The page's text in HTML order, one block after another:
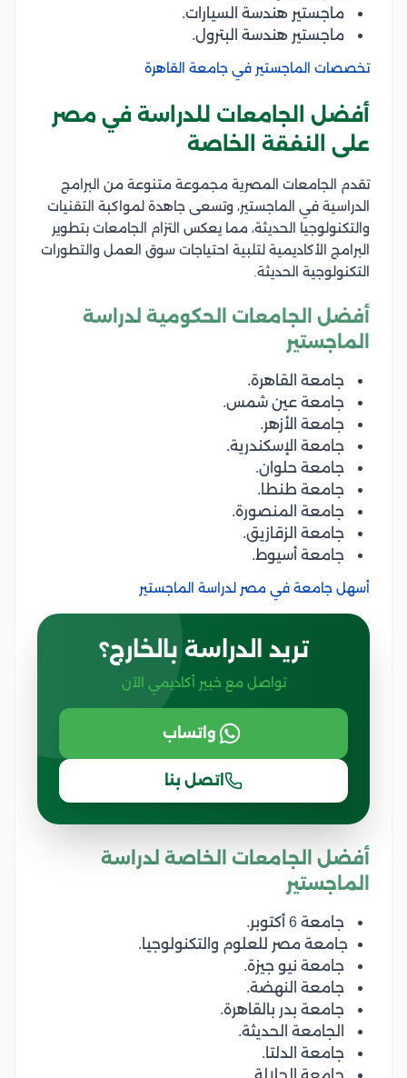
ماجستير هندسة السيارات.
ماجستير هندسة البترول.
تخصصات الماجستير في جامعة القاهرة
أفضل الجامعات للدراسة في مصر
على النفقة الخاصة
تقدم الجامعات المصرية مجموعة متنوعة من البرامج
الدراسية في الماجستير، وتسعى جاهدة لمواكبة التقنيات
والتكنولوجيا الحديثة، مما يعكس التزام الجامعات بتطوير
البرامج الأكاديمية لتلبية احتياجات سوق العمل والتطورات
التكنولوجية الحديثة.
أفضل الجامعات الحكومية لدراسة
الماجستير
جامعة القاهرة.
جامعة عين شمس.
جامعة الأزهر.
جامعة الإسكندرية.
جامعة حلوان.
جامعة طنطا.
جامعة المنصورة.
جامعة الزقازيق.
جامعة أسيوط.
أسهل جامعة في مصر لدراسة الماجستير
تريد الدراسة بالخارج؟
تواصل مع خبير أكاديمي الآن
واتساب
اتصل بنا
أفضل الجامعات الخاصة لدراسة
الماجستير
جامعة 6 أكتوبر.
جامعة مصر للعلوم والتكنولوجيا.
جامعة نيو جيزة.
جامعة النهضة.
جامعة بدر بالقاهرة.
الجامعة الحديثة.
جامعة الدلتا.
جامعة الجلالة.